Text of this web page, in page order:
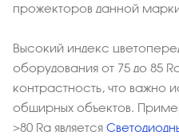
прожекторов данной
Высокий индекс
оборудования от 75 до 85
контрастность, что важно
обширных объектов.
>80 Ra является